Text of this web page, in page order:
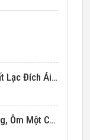
Độ Thiệu Hoa - Tầm Trảo Thất Lạc Đích Ái Tình
Thập Niên 80: Này Thủ Trưởng, Ôm Một Cái Đi!